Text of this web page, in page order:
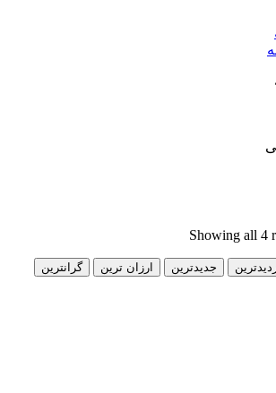
جدیدترین ارزان ترین گرانترین